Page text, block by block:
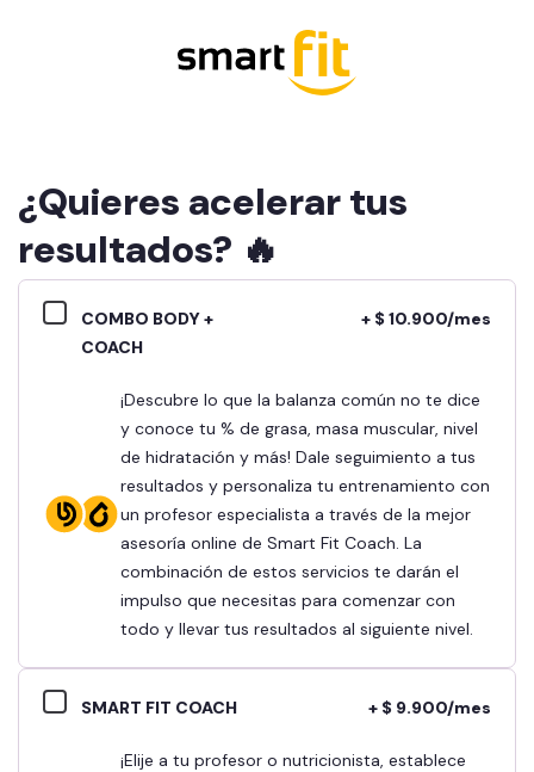
¿Quieres acelerar tus
resultados? 🔥
COMBO BODY +
COACH
+ $ 10.900/mes
¡Descubre lo que la balanza común no te dice
y conoce tu % de grasa, masa muscular, nivel
de hidratación y más! Dale seguimiento a tus
resultados y personaliza tu entrenamiento con
un profesor especialista a través de la mejor
asesoría online de Smart Fit Coach. La
combinación de estos servicios te darán el
impulso que necesitas para comenzar con
todo y llevar tus resultados al siguiente nivel.
SMART FIT COACH + $ 9.900/mes
¡Elije a tu profesor o nutricionista, establece